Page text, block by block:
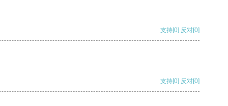
支持[0] 反对[0]
支持[0] 反对[0]